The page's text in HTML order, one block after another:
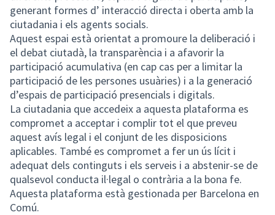
generant formes d’ interacció directa i oberta amb la
ciutadania i els agents socials.
Aquest espai està orientat a promoure la deliberació i
el debat ciutadà, la transparència i a afavorir la
participació acumulativa (en cap cas per a limitar la
participació de les persones usuàries) i a la generació
d’espais de participació presencials i digitals.
La ciutadania que accedeix a aquesta plataforma es
compromet a acceptar i complir tot el que preveu
aquest avís legal i el conjunt de les disposicions
aplicables. També es compromet a fer un ús lícit i
adequat dels continguts i els serveis i a abstenir-se de
qualsevol conducta il·legal o contrària a la bona fe.
Aquesta plataforma està gestionada per Barcelona en
Comú.